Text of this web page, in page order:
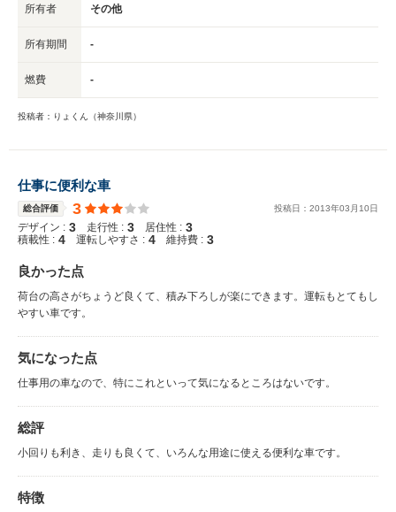
所有者 その他
所有期間 -
燃費 -
投稿者：りょくん（神奈川県）
仕事に便利な車
総合評価 3 投稿日： 2013年03 月 10日
デザイン : 3 走行性 : 3 居住性 : 3
積載性 : 4 運転しやすさ : 4 維持費 : 3
良かった点
荷台の高さがちょうど良くて、積み下ろしが楽にできます。運転もとてもし
やすい車です。
気になった点
仕事用の車なので、特にこれといって気になるところはないです。
総評
小回りも利き、走りも良くて、いろんな用途に使える便利な車です。
特徴